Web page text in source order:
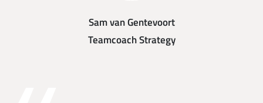
Sam van Gentevoort
Teamcoach Strategy